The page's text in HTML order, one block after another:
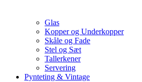
Glas
Kopper og Underkopper
Skåle og Fade
Stel og Sæt
Tallerkener
Servering
Pynteting & Vintage